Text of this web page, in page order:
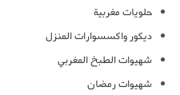
حلويات مغربية
ديكور واكسسوارات المنزل
شهيوات الطبخ المغربي
شهيوات رمضان